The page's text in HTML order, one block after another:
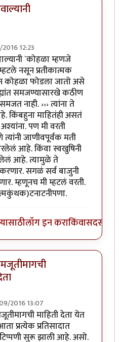
12:23
आत्मबंधवाल्यानी `कोहळा म्हणजे
`कोहळा म्हणजे
नसून प्रतीकात्मक
कोहळा फोडला जातो असे
समजण्यासारखे कठीण
नाही. ››› त्यांना ते
माहितंही असतं
पण मी वरती
त्यांनी जाणीवपूर्वक मती
आहे. किंवा स्वखुषिनी
आहे. त्यामुळे ते
सगळं सर्व बाजुनी
म्हणूनच मी म्हटलं वरती.
लॉग इन कराकिंवासदस्य व्हा
2016 13:07
@आत्मबंधवाल्यानी `कोहळा
माहिती देता येत
प्रत्येक प्रतिसादात
सुरू झाली आहे. असो.